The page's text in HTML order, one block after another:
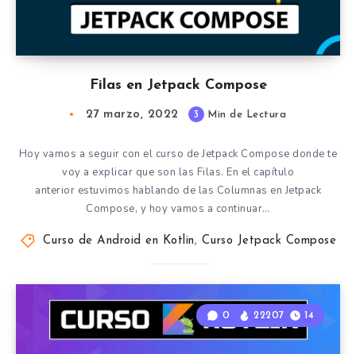
Filas en Jetpack Compose
27 marzo, 2022 3 Min de Lectura
Hoy vamos a seguir con el curso de Jetpack Compose donde te
voy a explicar que son las Filas. En el capítulo
anterior estuvimos hablando de las Columnas en Jetpack
Compose, y hoy vamos a continuar…
Curso de Android en Kotlin, Curso Jetpack Compose
0 22207 14